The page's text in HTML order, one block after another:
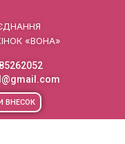
«ВОНА»
ВНЕСОК